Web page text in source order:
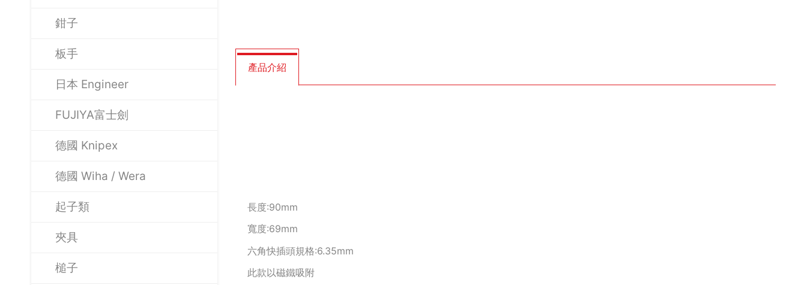
鉗子
板手
日本 Engineer
FUJIYA富士劍
德國 Knipex
德國 Wiha / Wera
起子類
夾具
槌子
產品介紹
長度:90mm
寬度:69mm
六角快插頭規格:6.35mm
此款以磁鐵吸附